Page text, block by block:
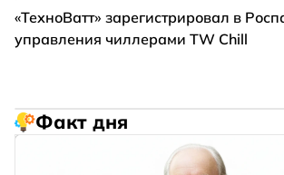
«ТехноВатт» зарегистрировал в
управления чиллерами TW Chill
Факт дня